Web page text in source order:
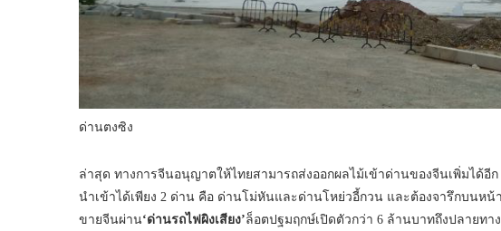
ด่านตงซิง
ล่าสุด ทางการจีนอนุญาตให้ไทยสามารถส่งออกผลไม้เข้าด่านของจีนเพิ่มได้อี
นำเข้าได้เพียง 2 ด่าน คือ ด่านโม่หันและด่านโหย่วอี้กวน และต้องจารึกบนห
ขายจีนผ่าน‘ด่านรถไฟผิงเสียง’ล็อตปฐมฤกษ์เปิดตัวกว่า 6 ล้านบาทถึงปลายทา